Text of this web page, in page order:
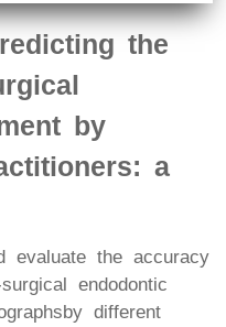
the
by
a
evaluate the accuracy
endodontic
different